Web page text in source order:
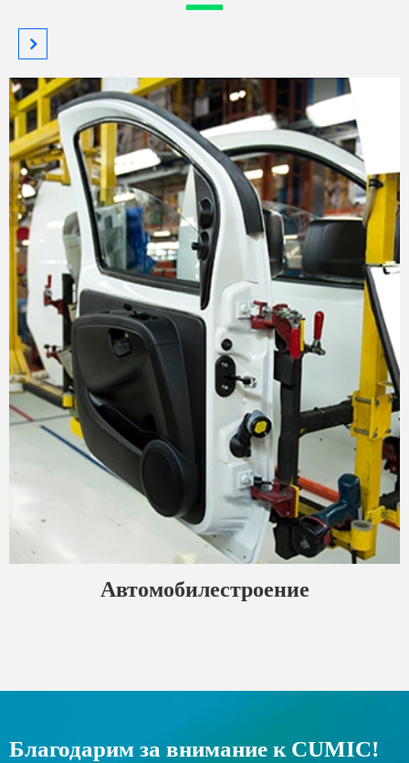
Автомобилестроение
Благодарим за внимание к CUMIC!